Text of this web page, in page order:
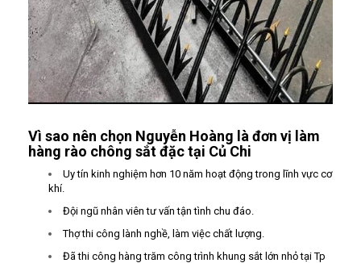
Vì sao nên chọn Nguyễn Hoàng là đơn vị làm
hàng rào chông sắt đặc tại Củ Chi
Uy tín kinh nghiệm hơn 10 năm hoạt động trong lĩnh vực cơ
khí.
Đội ngũ nhân viên tư vấn tận tình chu đáo.
Thợ thi công lành nghề, làm việc chất lượng.
Đã thi công hàng trăm công trình khung sắt lớn nhỏ tại Tp